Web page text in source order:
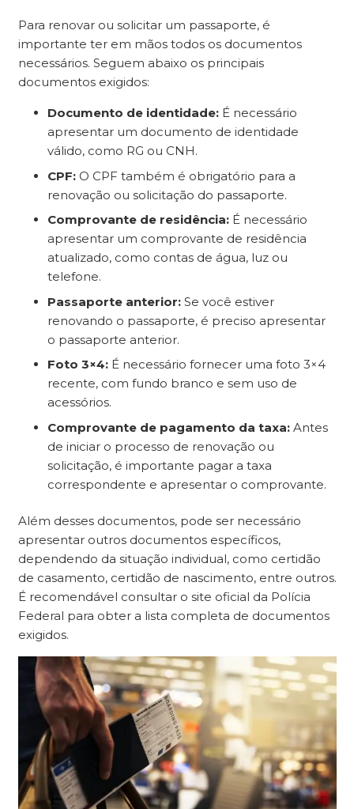
Para renovar ou solicitar um passaporte, é
importante ter em mãos todos os documentos
necessários. Seguem abaixo os principais
documentos exigidos:
Documento de identidade: É necessário
apresentar um documento de identidade
válido, como RG ou CNH.
CPF: O CPF também é obrigatório para a
renovação ou solicitação do passaporte.
Comprovante de residência: É necessário
apresentar um comprovante de residência
atualizado, como contas de água, luz ou
telefone.
Passaporte anterior: Se você estiver
renovando o passaporte, é preciso apresentar
o passaporte anterior.
Foto 3×4: É necessário fornecer uma foto 3×4
recente, com fundo branco e sem uso de
acessórios.
Comprovante de pagamento da taxa: Antes
de iniciar o processo de renovação ou
solicitação, é importante pagar a taxa
correspondente e apresentar o comprovante.
Além desses documentos, pode ser necessário
apresentar outros documentos específicos,
dependendo da situação individual, como certidão
de casamento, certidão de nascimento, entre outros.
É recomendável consultar o site oficial da Polícia
Federal para obter a lista completa de documentos
exigidos.